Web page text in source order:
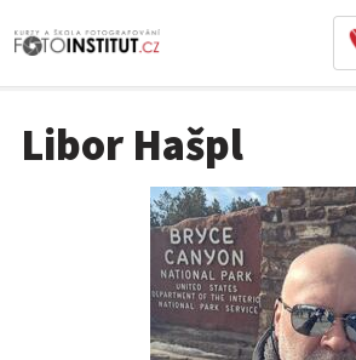
Libor Hašpl